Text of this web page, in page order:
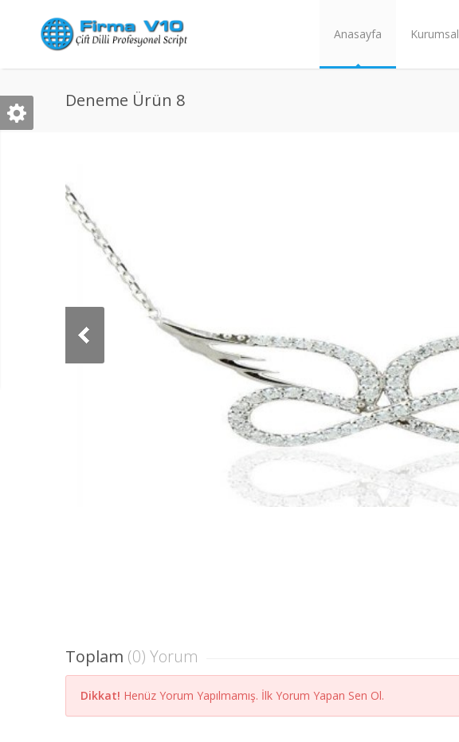
Anasayfa Kurumsal
Deneme Ürün 8
Toplam (0) Yorum
Dikkat! Henüz Yorum Yapılmamış. İlk Yorum Yapan Sen Ol.